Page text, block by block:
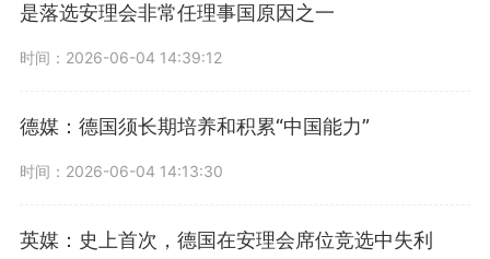
是落选安理会非常任理事国原因之一
时间：2026-06-04 14:39:12
德媒：德国须长期培养和积累“中国能力”
时间：2026-06-04 14:13:30
英媒：史上首次，德国在安理会席位竞选中失利